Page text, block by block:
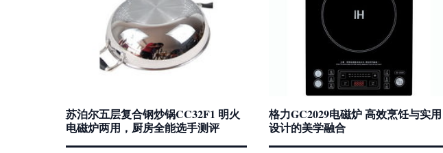
苏泊尔五层复合钢炒锅CC32F1 明火
电磁炉两用，厨房全能选手测评
格力GC2029电磁炉 高效烹饪与实用
设计的美学融合